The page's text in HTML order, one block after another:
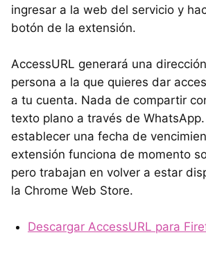
ingresar a la web del servicio y
botón de la extensión.
AccessURL generará una
persona a la que quieres dar
a tu cuenta. Nada de compartir
texto plano a través de
establecer una fecha de
extensión funciona de momento
pero trabajan en volver a estar
la Chrome Web Store.
Descargar AccessURL para